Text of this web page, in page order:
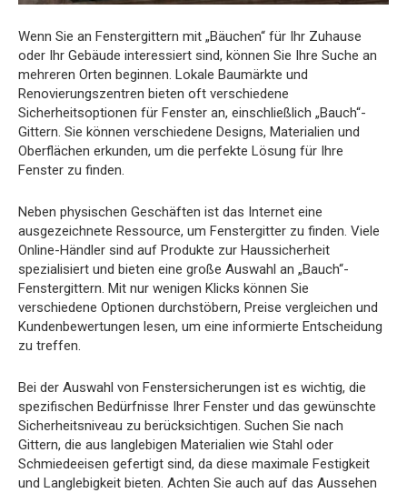
Wenn Sie an Fenstergittern mit „Bäuchen“ für Ihr Zuhause
oder Ihr Gebäude interessiert sind, können Sie Ihre Suche an
mehreren Orten beginnen. Lokale Baumärkte und
Renovierungszentren bieten oft verschiedene
Sicherheitsoptionen für Fenster an, einschließlich „Bauch“-
Gittern. Sie können verschiedene Designs, Materialien und
Oberflächen erkunden, um die perfekte Lösung für Ihre
Fenster zu finden.
Neben physischen Geschäften ist das Internet eine
ausgezeichnete Ressource, um Fenstergitter zu finden. Viele
Online-Händler sind auf Produkte zur Haussicherheit
spezialisiert und bieten eine große Auswahl an „Bauch“-
Fenstergittern. Mit nur wenigen Klicks können Sie
verschiedene Optionen durchstöbern, Preise vergleichen und
Kundenbewertungen lesen, um eine informierte Entscheidung
zu treffen.
Bei der Auswahl von Fenstersicherungen ist es wichtig, die
spezifischen Bedürfnisse Ihrer Fenster und das gewünschte
Sicherheitsniveau zu berücksichtigen. Suchen Sie nach
Gittern, die aus langlebigen Materialien wie Stahl oder
Schmiedeeisen gefertigt sind, da diese maximale Festigkeit
und Langlebigkeit bieten. Achten Sie auch auf das Aussehen